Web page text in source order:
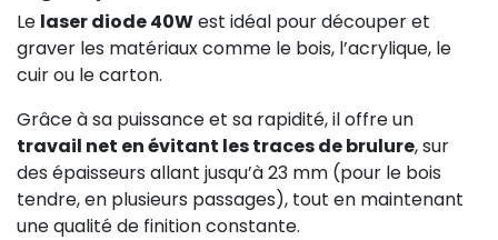
229,00 €
Le laser diode 40West idéal pour découper et
graver les matériaux comme le bois, l’acrylique, le
cuir ou le carton.
Grâce à sa puissance et sa rapidité, il offre un
travail net en évitant les traces de brulure, sur
des épaisseurs allant jusqu’à 23 mm (pour le bois
tendre, en plusieurs passages), tout en maintenant
une qualité de finition constante.